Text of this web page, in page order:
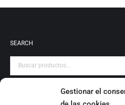
Gestionar el
SEARCH
PRODUCT CATEGORIES